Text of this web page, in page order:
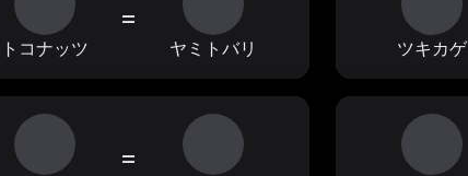
トコナッツ
=
ヤミトバリ ツキカゲ
=